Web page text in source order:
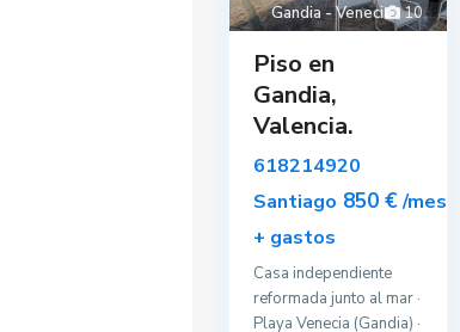
10
Gandia - Venecia
Piso en
Gandia,
Valencia.
618214920
Santiago 850 €/mes
+ gastos
Casa independiente
reformada junto al mar ·
Playa Venecia (Gandia) ·